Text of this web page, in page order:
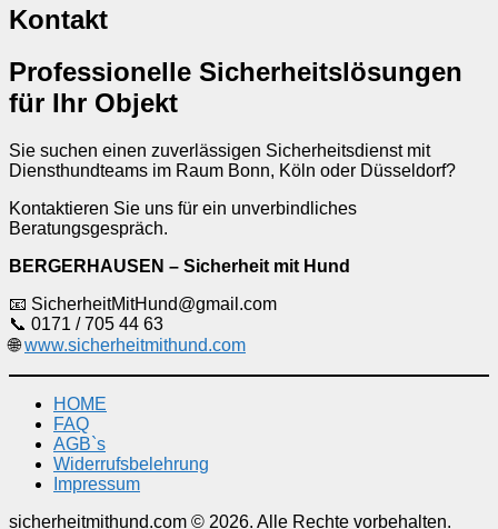
Kontakt
Professionelle Sicherheitslösungen
für Ihr Objekt
Sie suchen einen zuverlässigen Sicherheitsdienst mit
Diensthundteams im Raum Bonn, Köln oder Düsseldorf?
Kontaktieren Sie uns für ein unverbindliches
Beratungsgespräch.
BERGERHAUSEN – Sicherheit mit Hund
📧 SicherheitMitHund@gmail.com
📞 0171 / 705 44 63
🌐www.sicherheitmithund.com
HOME
FAQ
AGB`s
Widerrufsbelehrung
Impressum
sicherheitmithund.com © 2026. Alle Rechte vorbehalten.